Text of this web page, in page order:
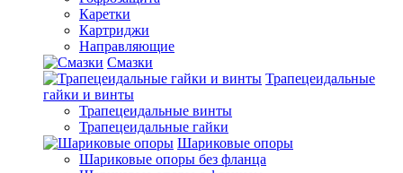
Каретки
Картриджи
Направляющие
Смазки
Трапецеидальные
гайки и винты
Трапецеидальные винты
Трапецеидальные гайки
Шариковые опоры
Шариковые опоры без фланца